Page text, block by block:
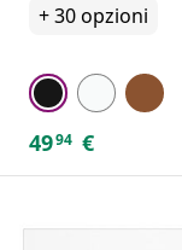
+30opzioni
4994 €